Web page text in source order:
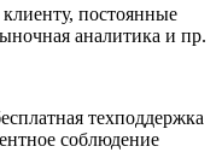
постоянные
аналитика и пр.
техподдержка
соблюдение